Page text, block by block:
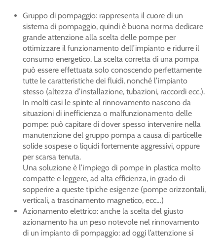
Gruppo di pompaggio: rappresenta il cuore di un
sistema di pompaggio, quindi è buona norma dedicare
grande attenzione alla scelta delle pompe per
ottimizzare il funzionamento dell’impianto e ridurre il
consumo energetico. La scelta corretta di una pompa
può essere effettuata solo conoscendo perfettamente
tutte le caratteristiche dei fluidi, nonché l’impianto
stesso (altezza d’installazione, tubazioni, raccordi ecc.).
In molti casi le spinte al rinnovamento nascono da
situazioni di inefficienza o malfunzionamento delle
pompe: può capitare di dover spesso intervenire nella
manutenzione del gruppo pompa a causa di particelle
solide sospese o liquidi fortemente aggressivi, oppure
per scarsa tenuta.
Una soluzione è l’impiego di pompe in plastica molto
compatte e leggere, ad alta efficienza, in grado di
sopperire a queste tipiche esigenze (pompe orizzontali,
verticali, a trascinamento magnetico, ecc…)
Azionamento elettrico: anche la scelta del giusto
azionamento ha un peso notevole nel rinnovamento
di un impianto di pompaggio: ad oggi l’attenzione si